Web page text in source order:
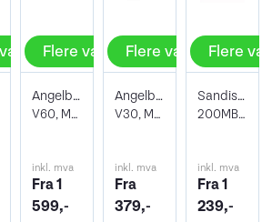
Flere valg
Angelbird AV PRO SD MK2 V60
V60, Max Read 260 - Write 140 MB/s
inkl. mva
Fra 1
599,-
Flere valg
Angelbird AV PRO SD V30
V30, Max Read 100 - Write 90 MB/s
inkl. mva
Fra
379,-
Flere
Sandisk SDXC Extreme Pro V30
200MB/s UHS-I V30 U3
inkl. mva
Fra 1
239,-